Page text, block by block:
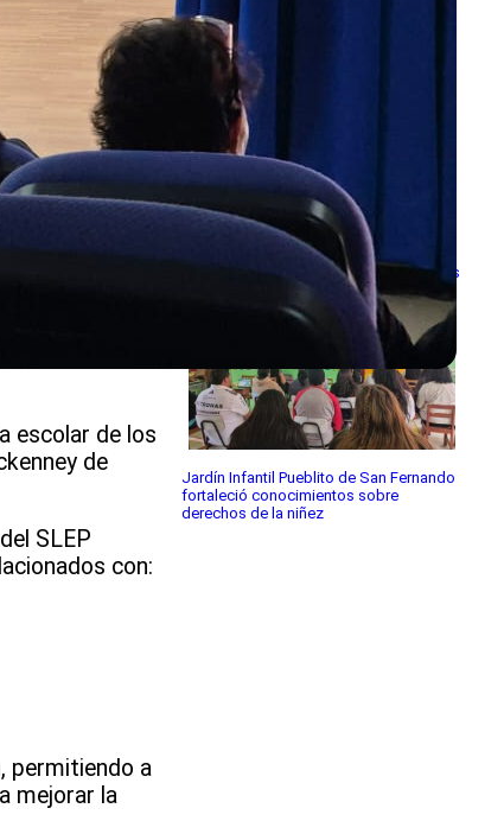
escolar de los
de
SLEP
con:
permitiendo a
mejorar la
educación pública
Comunidad educativa fortalece
herramientas para la protección de niñas
Jardín Infantil Pueblito de San Fernando
fortaleció conocimientos sobre
derechos de la niñez